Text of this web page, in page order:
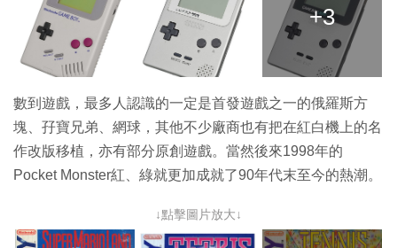
+3
數到遊戲，最多人認識的一定是首發遊戲之一的俄羅斯方
塊、孖寶兄弟、網球，其他不少廠商也有把在紅白機上的名
作改版移植，亦有部分原創遊戲。當然後來1998年的
Pocket Monster紅、綠就更加成就了90年代末至今的熱潮。
↓點擊圖片放大↓